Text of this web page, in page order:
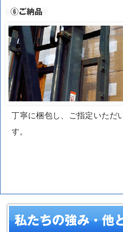
⑥ご納品
丁寧に梱包し、ご指定いただ
す。
私たちの強み・他